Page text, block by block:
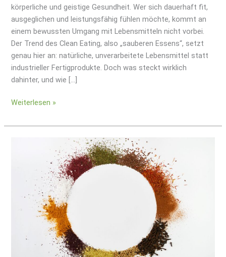
körperliche und geistige Gesundheit. Wer sich dauerhaft fit,
ausgeglichen und leistungsfähig fühlen möchte, kommt an
einem bewussten Umgang mit Lebensmitteln nicht vorbei.
Der Trend des Clean Eating, also „sauberen Essens“, setzt
genau hier an: natürliche, unverarbeitete Lebensmittel statt
industrieller Fertigprodukte. Doch was steckt wirklich
dahinter, und wie […]
Weiterlesen »